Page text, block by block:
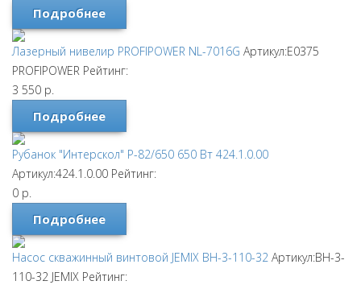
Подробнее
Лазерный нивелир PROFIPOWER NL-7016G Артикул:E0375
PROFIPOWER Рейтинг:
3 550 р.
Подробнее
Рубанок "Интерскол" Р-82/650 650 Вт 424.1.0.00
Артикул:424.1.0.00 Рейтинг:
0 р.
Подробнее
Насос скважинный винтовой JEMIX ВН-3-110-32 Артикул:ВН-3-
110-32 JEMIX Рейтинг: